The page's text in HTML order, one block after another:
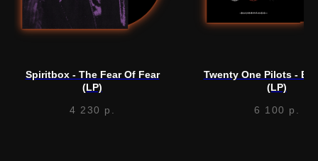
Spiritbox - The Fear Of Fear
(LP)
4 230 р.
Twenty One Pilots -
(LP)
6 100 р.
Нужна
помощь?
Написать в Telegram
Напишите нам, мы ответим